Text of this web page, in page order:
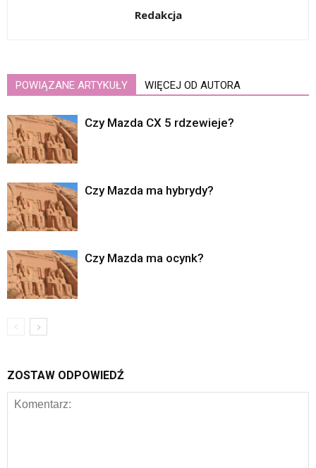
Redakcja
POWIĄZANE ARTYKUŁY WIĘCEJ OD AUTORA
Czy Mazda CX 5 rdzewieje?
Czy Mazda ma hybrydy?
Czy Mazda ma ocynk?
ZOSTAW ODPOWIEDŹ